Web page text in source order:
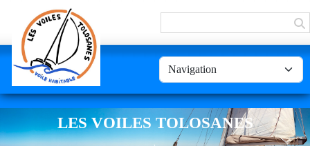
LES VOILES TOLOSANES
Panneau de gestion des cookies